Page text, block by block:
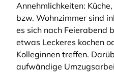
Annehmlichkeiten:
bzw. Wohnzimmer sind
es sich nach Feierabend
etwas Leckeres kochen
Kolleginnen treffen.
aufwändige